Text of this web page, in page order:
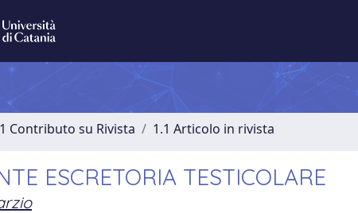
1 Contributo su Rivista 1.1 Articolo in rivista
ESCRETORIA TESTICOLARE